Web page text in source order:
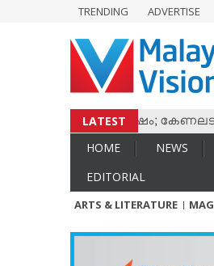
ENTERTAINMENT
TECH & AUTO
TRENDING ADVERTISE
LATEST
സംഘര്‍ഷം; കേണലടക്കം
HOME NEWS
EDITORIAL
ARTS & LITERATURE